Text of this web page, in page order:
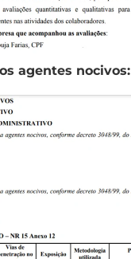
agentes nocivos: